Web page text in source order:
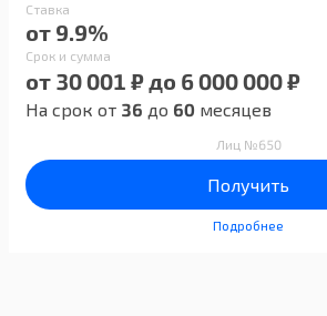
Ставка
от 9.9%
Срок и сумма
от 30 001 ₽ до 6 000 000 ₽
На срок от 36 до 60 месяцев
Лиц №650
Получить
Подробнее